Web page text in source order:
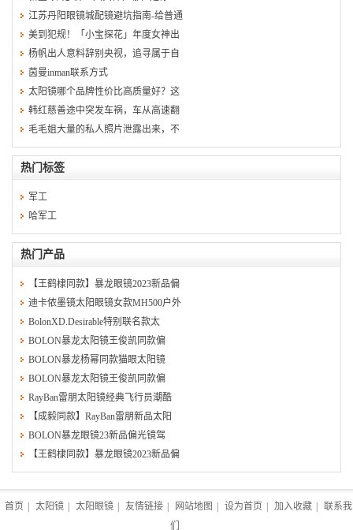
江苏丹阳眼镜城配镜避坑指南-给普通
美到犯规！「小宝探花」年度女神出
杨帆出人意料辞别央视，追寻属于自
茵曼inman联系方式
太阳镜哪个品牌性价比高质量好？这
韩红慈善途中突发车祸，车从高速翻
毛毛姐大量的私人照片泄露出来，不
热门标签
军工
哈军工
热门产品
【王鹤棣同款】暴龙眼镜2023新品偏
迪卡侬墨镜太阳眼镜女款MH500户外
BolonXD.Desirable特别联名款太
BOLON暴龙太阳镜王俊凯同款偏
BOLON暴龙杨幂同款猫眼太阳镜
BOLON暴龙太阳镜王俊凯同款偏
RayBan雷朋太阳镜经典飞行员潮酷
【成毅同款】RayBan雷朋新品太阳
BOLON暴龙眼镜23新品偏光镜驾
【王鹤棣同款】暴龙眼镜2023新品偏
首页 太阳镜 太阳眼镜 友情链接 网站地图 设为首页 加入收藏
联系我
们